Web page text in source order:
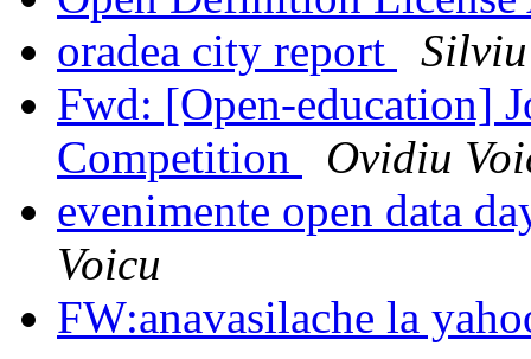
oradea city report
Fwd: [Open-education]
Competition
Ovidiu
evenimente open data
Voicu
FW:anavasilache la